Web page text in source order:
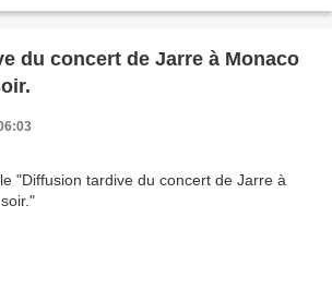
du concert de Jarre à Monaco